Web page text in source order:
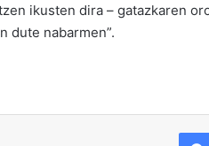
ikusten dira – gatazkaren
dute nabarmen”.